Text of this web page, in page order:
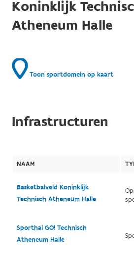
Koninklijk
Atheneum Halle
Toon sportdomein op kaart
Infrastructuren
NAAM
Basketbalveld Koninklijk
Technisch Atheneum Halle
Sporthal GO! Technisch
Atheneum Halle